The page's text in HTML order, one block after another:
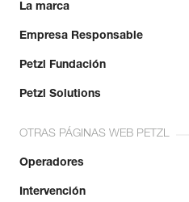
La marca
Empresa Responsable
Petzl Fundación
Petzl Solutions
OTRAS PÁGINAS WEB PETZL
Operadores
Intervención